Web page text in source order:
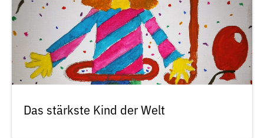
Das stärkste Kind der Welt